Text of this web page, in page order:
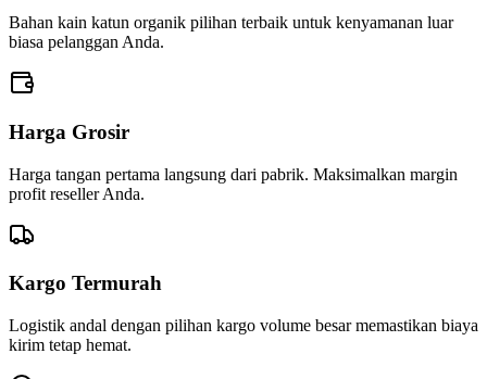
Bahan kain katun organik pilihan terbaik untuk kenyamanan luar
biasa pelanggan Anda.
Harga Grosir
Harga tangan pertama langsung dari pabrik. Maksimalkan margin
profit reseller Anda.
Kargo Termurah
Logistik andal dengan pilihan kargo volume besar memastikan biaya
kirim tetap hemat.